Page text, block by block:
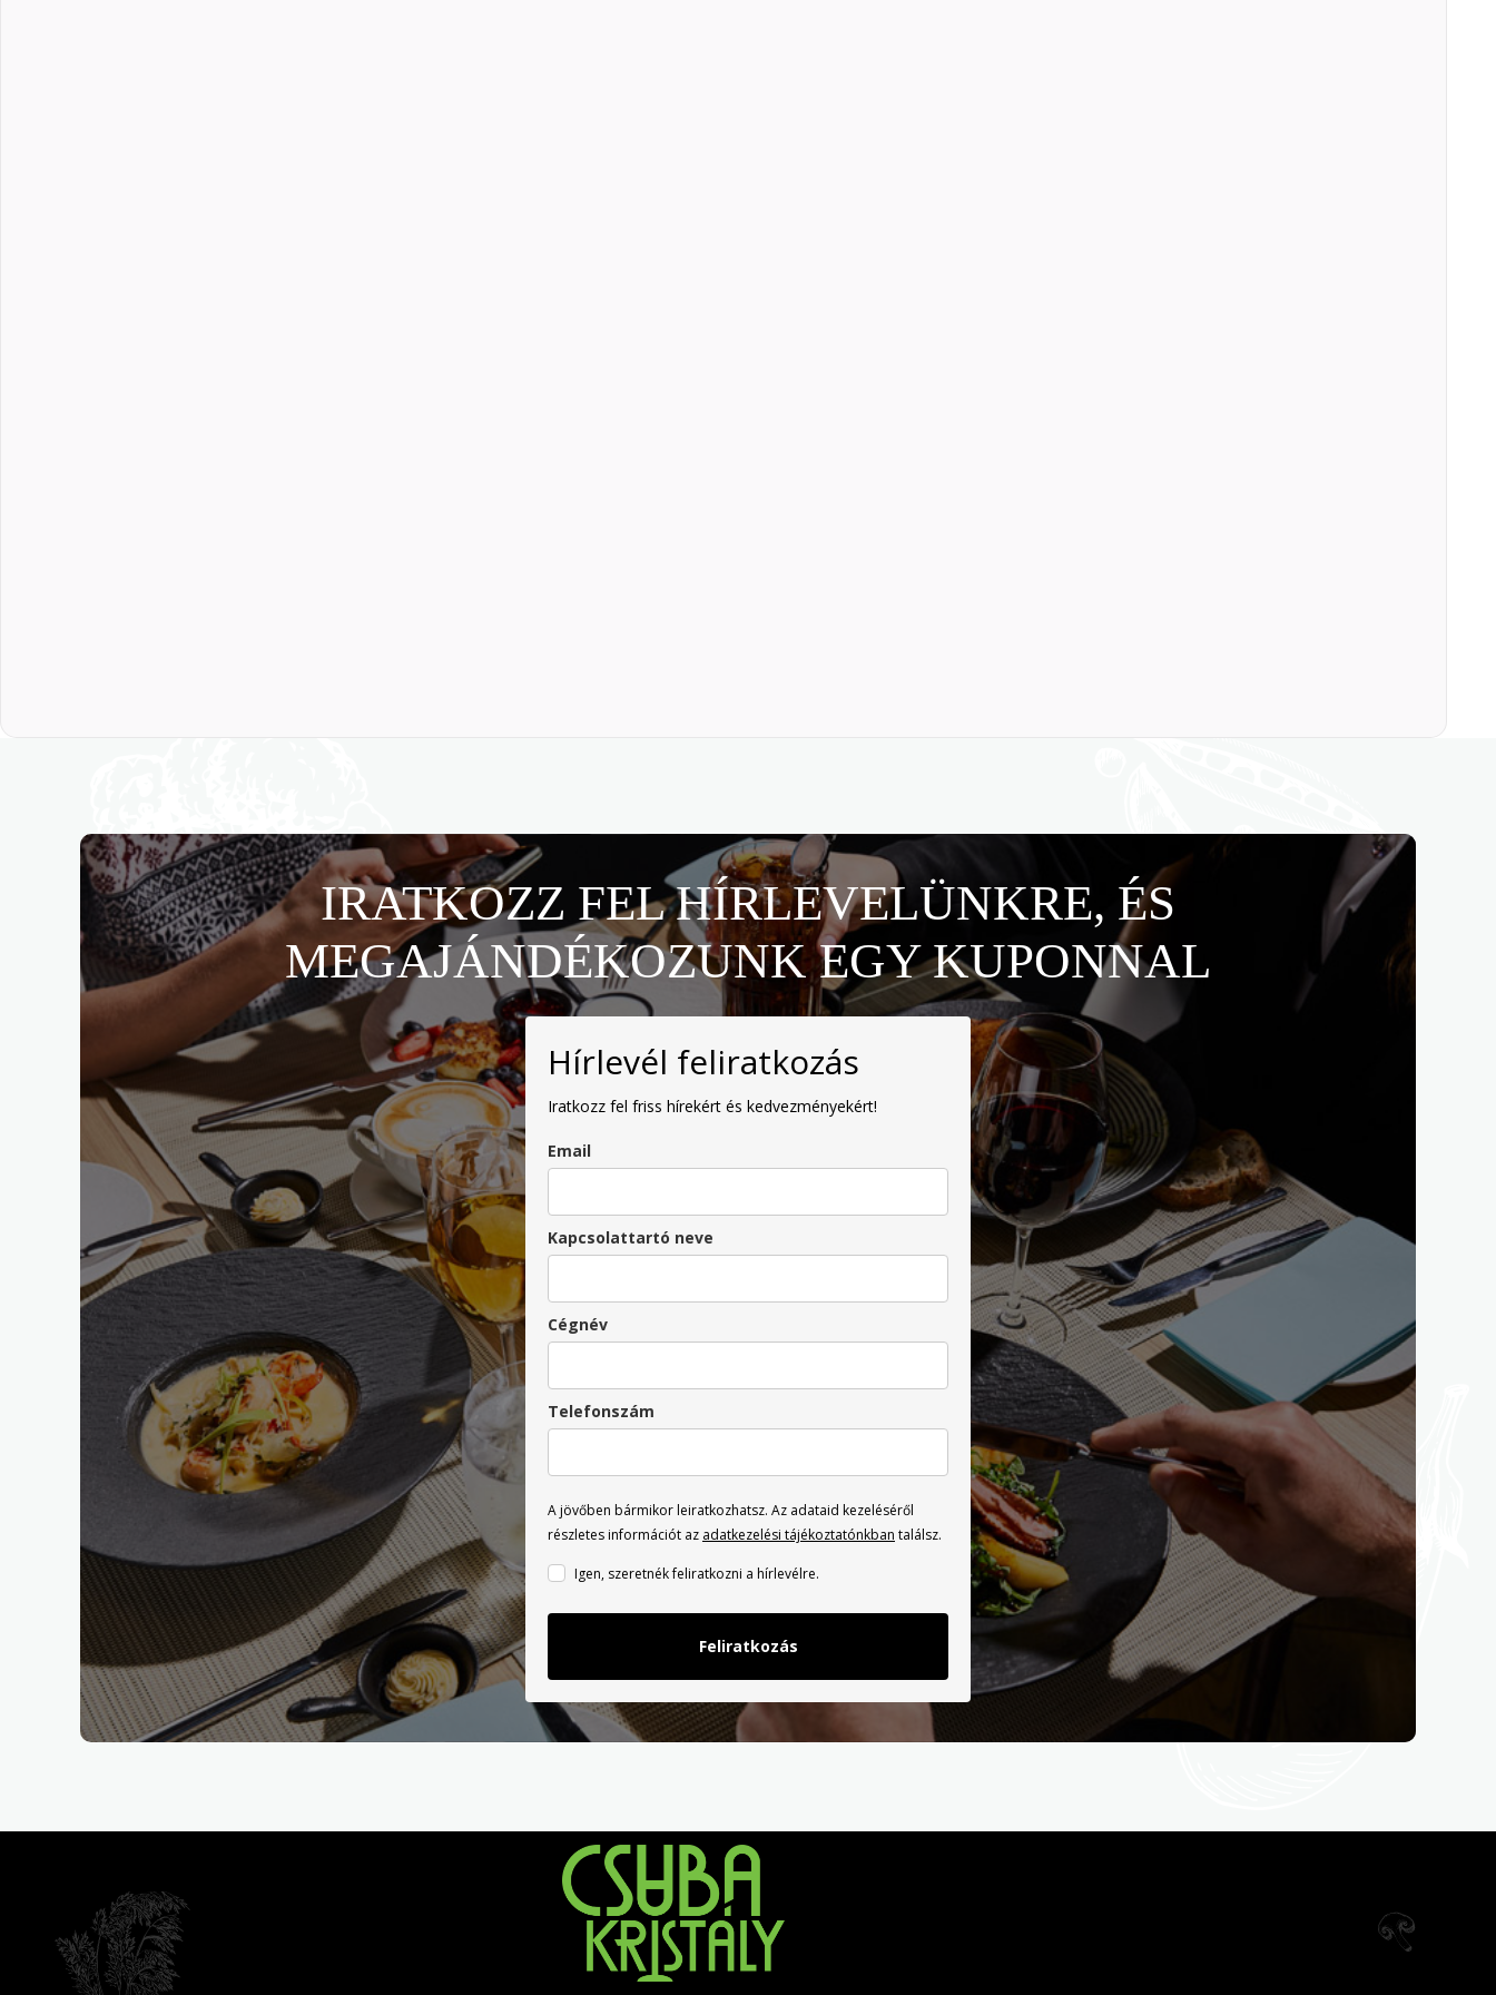
IRATKOZZ FEL HÍRLEVELÜNKRE, ÉS
MEGAJÁNDÉKOZUNK EGY KUPONNAL
Hírlevél feliratkozás
Iratkozz fel friss hírekért és kedvezményekért!
Email
Kapcsolattartó neve
Cégnév
Telefonszám
A jövőben bármikor leiratkozhatsz. Az adataid kezeléséről
részletes információt az adatkezelési tájékoztatónkban találsz.
Igen, szeretnék feliratkozni a hírlevélre.
Feliratkozás